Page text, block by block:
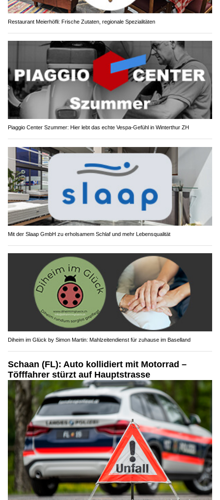
Restaurant Meierhöfli: Frische Zutaten, regionale Spezialitäten
Piaggio Center Szummer: Hier lebt das echte Vespa-Gefühl in Winterthur ZH
Mit der Slaap GmbH zu erholsamem Schlaf und mehr Lebensqualität
Diheim im Glück by Simon Martin: Mahlzeitendienst für zuhause im Baselland
Schaan (FL): Auto kollidiert mit Motorrad –
Töfffahrer stürzt auf Hauptstrasse